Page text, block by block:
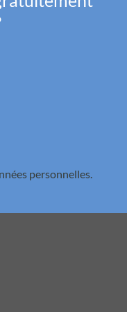
personnelles.